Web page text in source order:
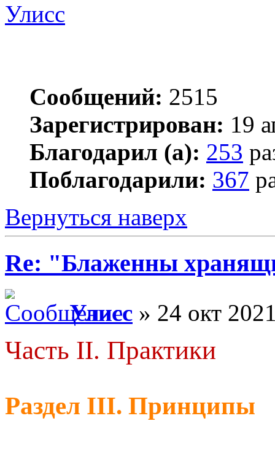
Улисс
Сообщений: 2515
Зарегистрирован: 19
Благодарил (а): 253
Поблагодарили: 367
Вернуться наверх
Re: "Блаженны
Улисс » 24 окт
Часть II. Практики
Раздел III. Принципы